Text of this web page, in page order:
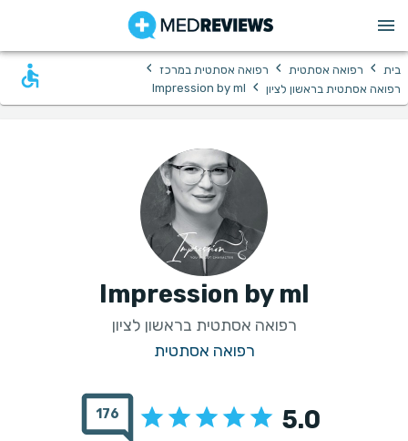
בית › רפואה אסתטית › רפואה אסתטית במרכז ›
רפואה אסתטית בראשון לציון ›
Impression by ml
Impression by ml
רפואה אסתטית בראשון לציון
רפואה אסתטית
5.0
176